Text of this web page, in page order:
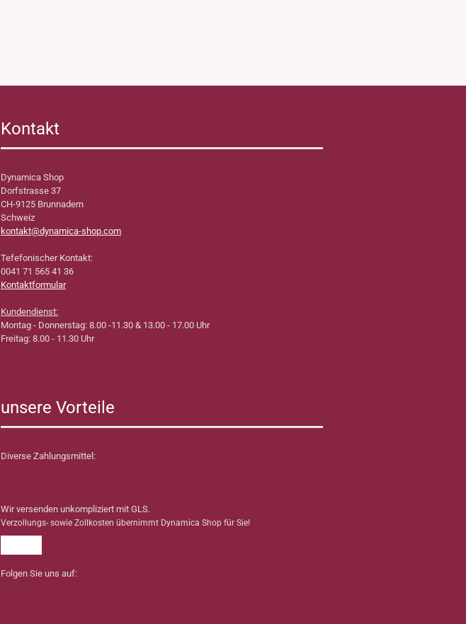
Kontakt
Dynamica Shop
Dorfstrasse 37
CH-9125 Brunnadern
Schweiz
kontakt@dynamica-shop.com
Tefefonischer Kontakt:
0041 71 565 41 36
Kontaktformular
Kundendienst:
Montag - Donnerstag: 8.00 -11.30 & 13.00 - 17.00 Uhr
Freitag: 8.00 - 11.30 Uhr
unsere Vorteile
Diverse Zahlungsmittel:
Wir versenden unkompliziert mit GLS.
Verzollungs- sowie Zollkosten übernimmt Dynamica Shop für Sie!
Folgen Sie uns auf: